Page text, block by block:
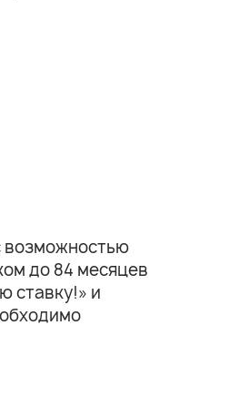
возможностью
до 84 месяцев
ставку!» и